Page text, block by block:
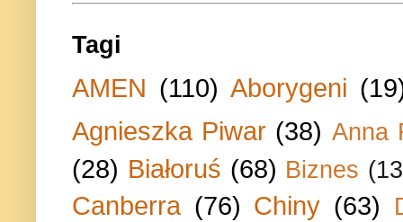
Tagi
AMEN (110) Aborygeni
Agnieszka Piwar (38) Anna
(28) Białoruś (68) Biznes
Canberra (76) Chiny (63)